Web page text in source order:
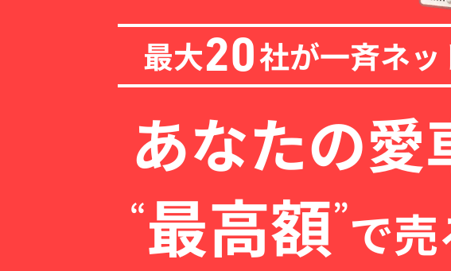
最大20社が一斉ネッ
あなたの愛
“最高額”で